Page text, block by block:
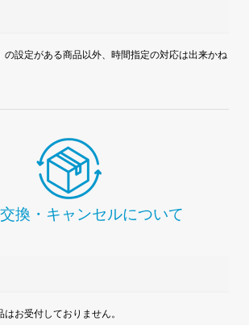
の設定がある商品以外、時間指定の対応は出来かね
換・キャンセルについて
お受付しておりません。